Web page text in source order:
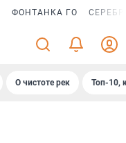
ФОНТАНКА ГО
О чистоте рек Топ-10,